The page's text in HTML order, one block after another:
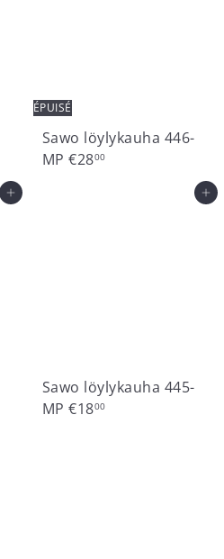
ÉPUISÉ
Sawo löylykauha 446-
MP€2800
Ajouter au panier Ajouter au panier
Sawo löylykauha 445-
MP€1800